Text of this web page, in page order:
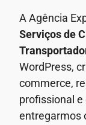
A Agência
Serviços de
WordPress,
commerce,
profissional e
entregarmos